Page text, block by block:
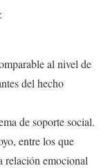
al nivel de
del hecho
de soporte social.
entre los que
relación emocional